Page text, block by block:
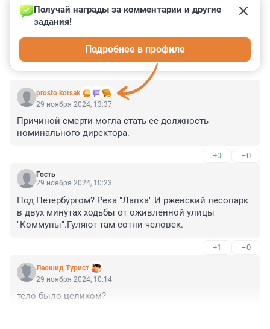
КОММЕНТАРИИ 23
prosto korsak
Получай награды за комментарии и другие
задания!
Подробнее в профиле
29 ноября 2024, 13:37
Причиной смерти могла стать её должность
номинального директора.
+0 –0
Гость
29 ноября 2024, 10:23
Под Петербургом? Река "Лапка" И ржевский лесопарк
в двух минутах ходьбы от оживленной улицы
"Коммуны".Гуляют там сотни человек.
+1 –0
Леошид Турист
29 ноября 2024, 10:14
тело было целиком?